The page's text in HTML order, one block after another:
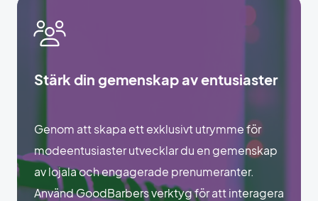
Stärk din gemenskap av entusiaster
Genom att skapa ett exklusivt utrymme för
modeentusiaster utvecklar du en gemenskap
av lojala och engagerade prenumeranter.
Använd GoodBarbers verktyg för att interagera